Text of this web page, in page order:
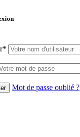
*
Mot de passe oublié ?